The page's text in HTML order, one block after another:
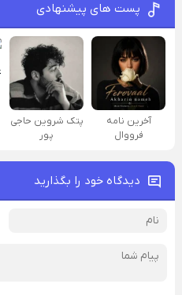
پست های پیشنهادی
آخرین نامه
فرووال
پتک شروین حاجی
پور
دیدگاه خود را بگذارید